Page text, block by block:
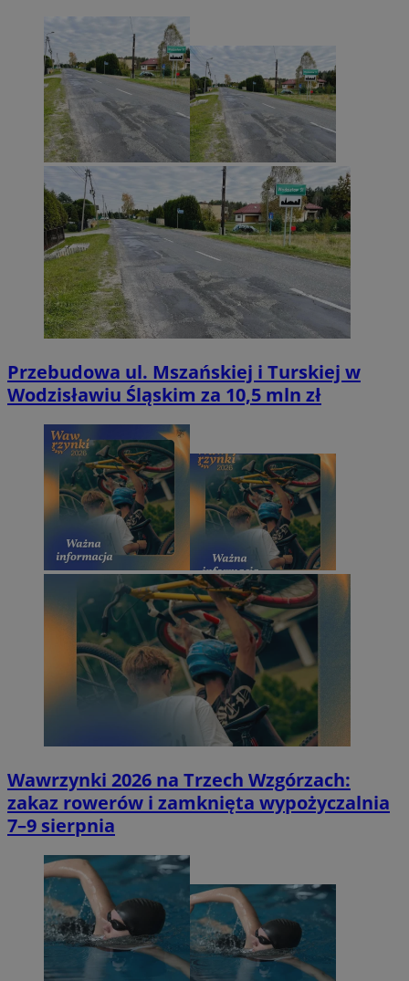
Przebudowa ul. Mszańskiej i Turskiej w
Wodzisławiu Śląskim za 10,5 mln zł
Wawrzynki 2026 na Trzech Wzgórzach:
zakaz rowerów i zamknięta wypożyczalnia
7–9 sierpnia